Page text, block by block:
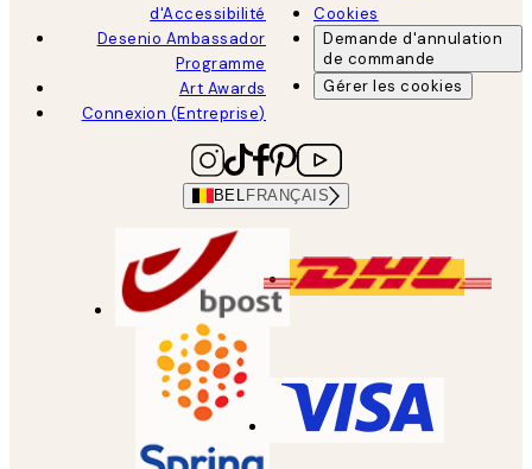
d'Accessibilité
Desenio Ambassador
Programme
Art Awards
Connexion (Entreprise)
Cookies
Demande d'annulation
de commande
Gérer les cookies
BEL FRANÇAIS